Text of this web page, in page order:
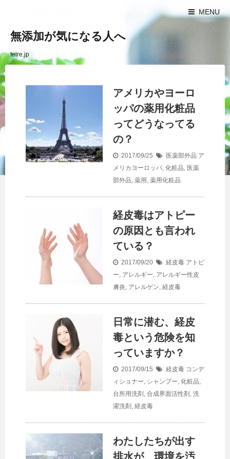
MENU
無添加が気になる人へ
teire.jp
アメリカやヨーロ
ッパの薬用化粧品
ってどうなってる
の？
2017/09/25 医薬部外品 ア
メリカヨーロッパ, 化粧品, 医薬
部外品, 薬用 , 薬用化粧品
経皮毒はアトピー
の原因とも言われ
ている？
2017/09/20 経皮毒 アトピ
ー, アレルギー, アレルギー性皮
膚炎, アレルゲン, 経皮毒
日常に潜む、経皮
毒という危険を知
っていますか？
2017/09/15 経皮毒 コンデ
ィショナー, シャンプー, 化粧品,
台所用洗剤 , 合成界面活性剤 , 洗
濯洗剤 , 経皮毒
わたしたちが出す
排水が、環境を汚